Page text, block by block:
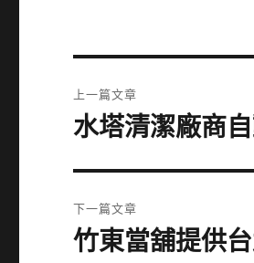
章
上一篇文章
上
篇
章:
水塔清潔廠商
下一篇文章
下
竹東當舖提供